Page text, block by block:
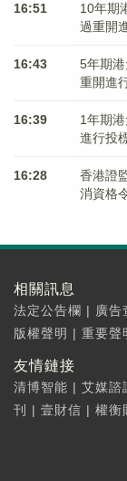
16:51
10年期
過重開
16:43
5年期
重開進
16:39
1年期
進行投
16:28
香港證
消資格
相關訊息
法定公告欄 | 廣告
版權聲明 | 重要聲
友情鏈接
清博智能 | 艾媒諮
刊
| 壹財信 | 權衡